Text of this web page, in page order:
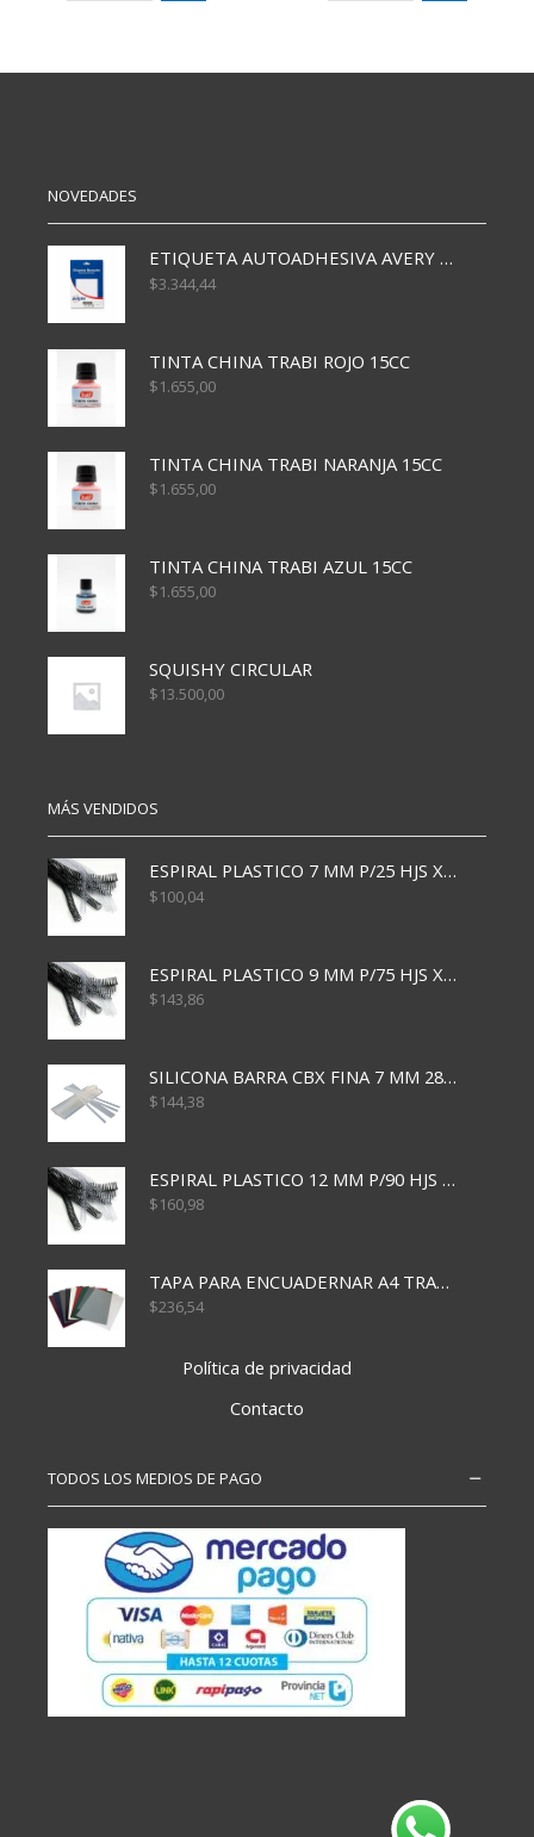
500
500
NOVEDADES
ETIQUETA AUTOADHESIVA AVERY 3026 30H 20 X 70
$3.344,44
TINTA CHINA TRABI ROJO 15CC
$1.655,00
TINTA CHINA TRABI NARANJA 15CC
$1.655,00
TINTA CHINA TRABI AZUL 15CC
$1.655,00
SQUISHY CIRCULAR
$13.500,00
MÁS VENDIDOS
ESPIRAL PLASTICO 7 MM P/25 HJS X50x3000
$100,04
ESPIRAL PLASTICO 9 MM P/75 HJS X50X2400
$143,86
SILICONA BARRA CBX FINA 7 MM 28 CM
$144,38
ESPIRAL PLASTICO 12 MM P/90 HJS X50X1500
$160,98
TAPA PARA ENCUADERNAR A4 TRANSP x50x500
$236,54
Política de privacidad
Contacto
TODOS LOS MEDIOS DE PAGO